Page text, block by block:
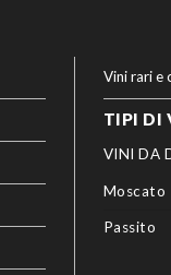
Vini rari e
TIPI DI
VINI DA
Moscato
Passito